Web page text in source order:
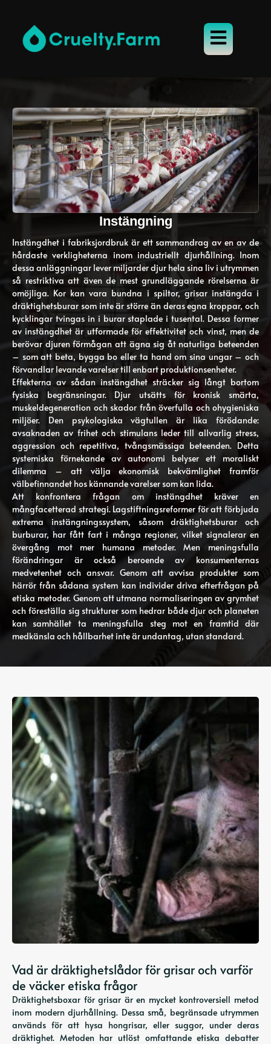
Instängning
Instängdhet i fabriksjordbruk är ett sammandrag av en av de
hårdaste verkligheterna inom industriellt djurhållning. Inom
dessa anläggningar lever miljarder djur hela sina liv i utrymmen
så restriktiva att även de mest grundläggande rörelserna är
omöjliga. Kor kan vara bundna i spiltor, grisar instängda i
dräktighetsburar som inte är större än deras egna kroppar, och
kycklingar tvingas in i burar staplade i tusental. Dessa former
av instängdhet är utformade för effektivitet och vinst, men de
berövar djuren förmågan att ägna sig åt naturliga beteenden
– som att beta, bygga bo eller ta hand om sina ungar – och
förvandlar levande varelser till enbart produktionsenheter.
Effekterna av sådan instängdhet sträcker sig långt bortom
fysiska begränsningar. Djur utsätts för kronisk smärta,
muskeldegeneration och skador från överfulla och ohygieniska
miljöer. Den psykologiska vägtullen är lika förödande:
avsaknaden av frihet och stimulans leder till allvarlig stress,
aggression och repetitiva, tvångsmässiga beteenden. Detta
systemiska förnekande av autonomi belyser ett moraliskt
dilemma – att välja ekonomisk bekvämlighet framför
välbefinnandet hos kännande varelser som kan lida.
Att konfrontera frågan om instängdhet kräver en
mångfacetterad strategi. Lagstiftningsreformer för att förbjuda
extrema instängningssystem, såsom dräktighetsburar och
burburar, har fått fart i många regioner, vilket signalerar en
övergång mot mer humana metoder. Men meningsfulla
förändringar är också beroende av konsumenternas
medvetenhet och ansvar. Genom att avvisa produkter som
härrör från sådana system kan individer driva efterfrågan på
etiska metoder. Genom att utmana normaliseringen av grymhet
och föreställa sig strukturer som hedrar både djur och planeten
kan samhället ta meningsfulla steg mot en framtid där
medkänsla och hållbarhet inte är undantag, utan standard.
Vad är dräktighetslådor för grisar och varför
de väcker etiska frågor
Dräktighetsboxar för grisar är en mycket kontroversiell metod
inom modern djurhållning. Dessa små, begränsade utrymmen
används för att hysa hongrisar, eller suggor, under deras
dräktighet. Metoden har utlöst omfattande etiska debatter